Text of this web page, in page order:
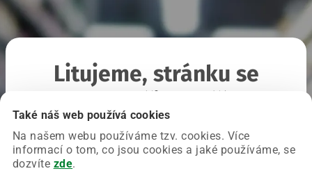
Také náš web používá cookies
Na našem webu používáme tzv. cookies. Více
informací o tom, co jsou cookies a jaké používáme, se
dozvíte zde.
Litujeme, stránku se
Chyba nastala na naší straně a už ji opravujeme.
Zkuste prosím znovu načíst požadovanou stránku.